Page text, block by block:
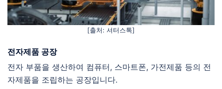
[출처: 셔터스톡]
전자제품 공장
전자 부품을 생산하여 컴퓨터, 스마트폰, 가전제품 등의 전
자제품을 조립하는 공장입니다.